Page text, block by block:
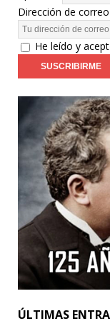
Dirección de
He leído y
ÚLTIMAS